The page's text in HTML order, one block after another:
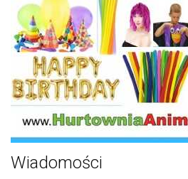
Wiadomości